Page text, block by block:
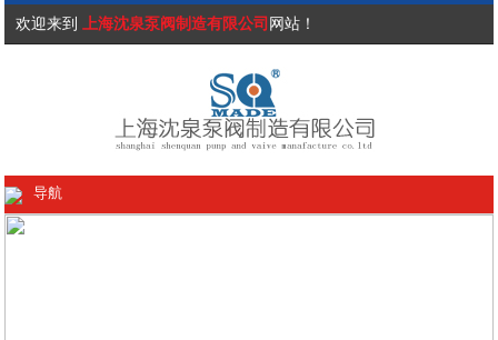
欢迎来到 上海沈泉泵阀制造有限公司 网站！
导航